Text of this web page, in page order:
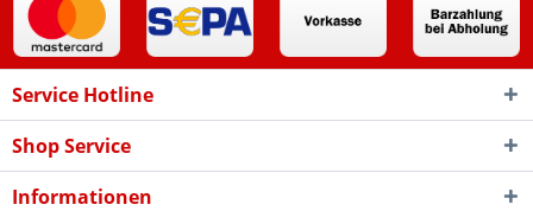
Service Hotline
Shop Service
Informationen